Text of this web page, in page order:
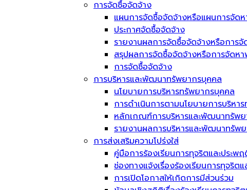
การจัดซื้อจัดจ้าง
แผนการจัดซื้อจัดจ้างหรือแผนการจัด
ประกาศจัดซื้อจัดจ้าง
รายงานผลการจัดซื้อจัดจ้างหรือการจั
สรุปผลการจัดซื้อจัดจ้างหรือการจัดห
การจัดซื้อจัดจ้าง
การบริหารและพัฒนาทรัพยากรบุคคล
นโยบายการบริหารทรัพยากรบุคคล
การดำเนินการตามนโยบายการบริหา
หลักเกณฑ์การบริหารและพัฒนาทรัพ
รายงานผลการบริหารและพัฒนาทรัพ
การส่งเสริมความโปร่งใส่
คู่มือการร้องเรียนการทุจริตและประพ
ช่องทางแจ้งเรื่องร้องเรียนการทุจริต
การเปิดโอกาสให้เกิดการมีส่วนร่วม